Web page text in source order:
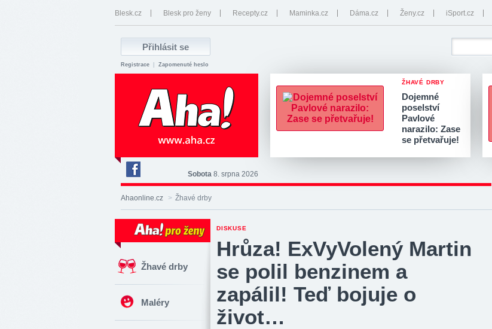
Blesk.cz Blesk pro ženy Recepty.cz Maminka.cz Dáma.cz Ženy.cz iSport.cz
Registrace Zapomenuté heslo
ŽHAVÉ DRBY
Dojemné
poselství
Pavlové
narazilo: Zase
se přetvařuje!
Deník
Aha!
na
Sobota 8. srpna 2026
Ahaonline.cz > Žhavé drby
Žhavé drby
Maléry
DISKUSE
Hrůza! ExVyVolený Martin
se polil benzinem a
zapálil! Teď bojuje o
život…